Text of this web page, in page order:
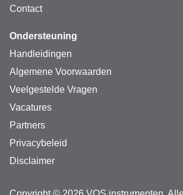
Contact
Ondersteuning
Handleidingen
Algemene Voorwaarden
Veelgestelde Vragen
Vacatures
Partners
Privacybeleid
Disclaimer